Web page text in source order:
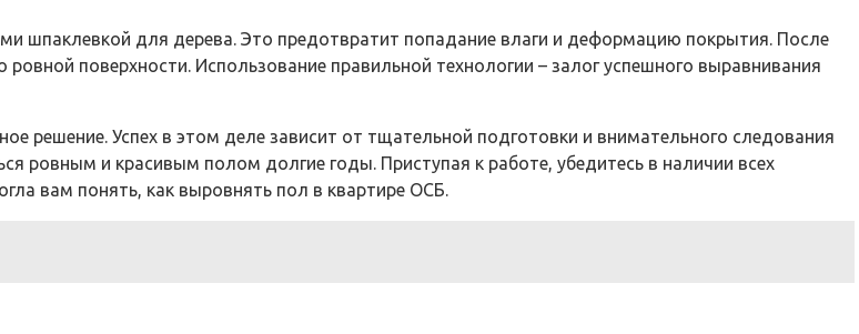
шпаклевкой для дерева. Это предотвратит попадание влаги и деформацию покрытия. После
поверхности. Использование правильной технологии – залог успешного выравнивания
решение. Успех в этом деле зависит от тщательной подготовки и внимательного следования
ровным и красивым полом долгие годы. Приступая к работе, убедитесь в наличии всех
вам понять, как выровнять пол в квартире ОСБ.